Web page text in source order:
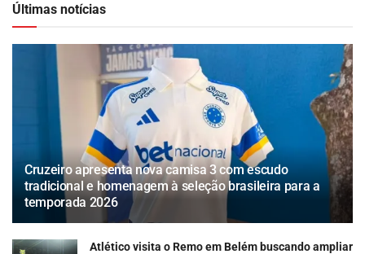
Últimas notícias
Cruzeiro apresenta nova camisa 3 com escudo
tradicional e homenagem à seleção brasileira para a
temporada 2026
Atlético visita o Remo em Belém buscando ampliar